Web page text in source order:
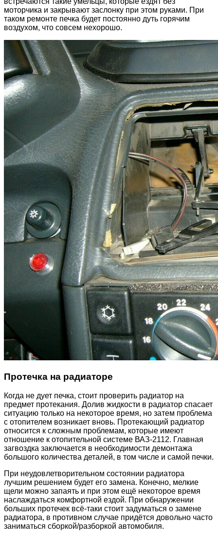
моторчика и закрывают заслонку при этом руками. При
таком ремонте печка будет постоянно дуть горячим
воздухом, что совсем нехорошо.
Протечка на радиаторе
Когда не дует печка, стоит проверить радиатор на
предмет протекания. Долив жидкости в радиатор спасает
ситуацию только на некоторое время, но затем проблема
с отопителем возникает вновь. Протекающий радиатор
относится к сложным проблемам, которые имеют
отношение к отопительной системе ВАЗ-2112. Главная
загвоздка заключается в необходимости демонтажа
большого количества деталей, в том числе и самой печки.
При неудовлетворительном состоянии радиатора
лучшим решением будет его замена. Конечно, мелкие
щели можно запаять и при этом ещё некоторое время
наслаждаться комфортной ездой. При обнаружении
больших протечек всё-таки стоит задуматься о замене
радиатора, в противном случае придётся довольно часто
заниматься сборкой/разборкой автомобиля.